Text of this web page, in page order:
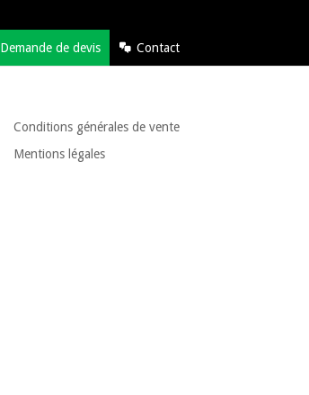
Demande de devis Contact
Conditions générales de vente
Mentions légales